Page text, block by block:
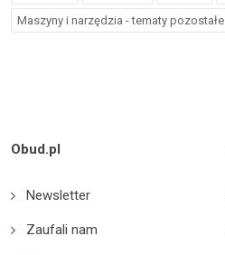
Maszyny i narzędzia - tematy pozostałe
Obud.pl
Newsletter
Zaufali nam